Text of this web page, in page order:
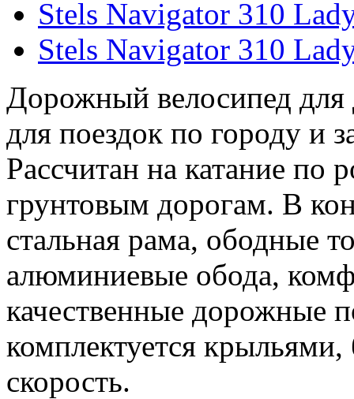
Stels Navigator 310
Stels Navigator 310
Дорожный велосипед
для поездок по городу и
Рассчитан на катание
грунтовым дорогам. В
стальная рама, ободные
алюминиевые обода,
качественные дорожные
комплектуется
скорость.